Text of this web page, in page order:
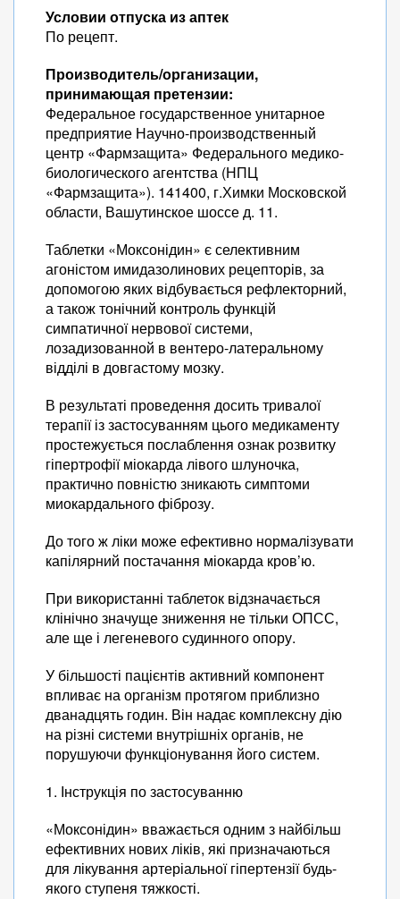
Условии отпуска из аптек
По рецепт.
Производитель/организации,
принимающая претензии:
Федеральное государственное унитарное
предприятие Научно-производственный
центр «Фармзащита» Федерального медико-
биологического агентства (НПЦ
«Фармзащита»). 141400, г.Химки Московской
области, Вашутинское шоссе д. 11.
Таблетки «Моксонідин» є селективним
агоністом имидазолинових рецепторів, за
допомогою яких відбувається рефлекторний,
а також тонічний контроль функцій
симпатичної нервової системи,
лозадизованной в вентеро-латеральному
відділі в довгастому мозку.
В результаті проведення досить тривалої
терапії із застосуванням цього медикаменту
простежується послаблення ознак розвитку
гіпертрофії міокарда лівого шлуночка,
практично повністю зникають симптоми
миокардального фіброзу.
До того ж ліки може ефективно нормалізувати
капілярний постачання міокарда кров’ю.
При використанні таблеток відзначається
клінічно значуще зниження не тільки ОПСС,
але ще і легеневого судинного опору.
У більшості пацієнтів активний компонент
впливає на організм протягом приблизно
дванадцять годин. Він надає комплексну дію
на різні системи внутрішніх органів, не
порушуючи функціонування його систем.
1. Інструкція по застосуванню
«Моксонідин» вважається одним з найбільш
ефективних нових ліків, які призначаються
для лікування артеріальної гіпертензії будь-
якого ступеня тяжкості.